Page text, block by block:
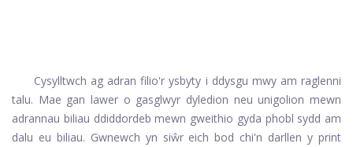
Cysylltwch ag adran filio'r ysbyty i ddysgu mwy am raglenni
talu. Mae gan lawer o gasglwyr dyledion neu unigolion mewn
adrannau biliau ddiddordeb mewn gweithio gyda phobl sydd am
dalu eu biliau. Gwnewch yn siŵr eich bod chi'n darllen y print